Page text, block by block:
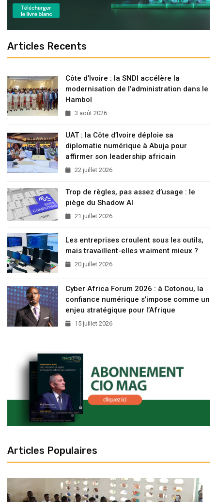
Articles Recents
Côte d’Ivoire : la SNDI accélère la
modernisation de l’administration dans le
Hambol
3 août 2026
UAT : la Côte d’Ivoire déploie sa
diplomatie numérique à Abuja pour
affirmer son leadership africain
22 juillet 2026
Trop de règles, pas assez d’usage : le
piège du Shadow AI
21 juillet 2026
Les entreprises croulent sous les outils,
mais travaillent-elles vraiment mieux ?
20 juillet 2026
Cyber Africa Forum 2026 : à Cotonou, la
confiance numérique s’impose comme un
enjeu stratégique pour l’Afrique
15 juillet 2026
Articles Populaires